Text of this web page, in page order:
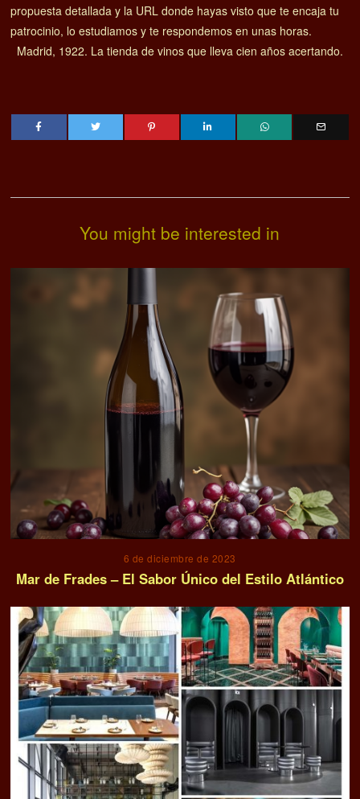
propuesta detallada y la URL donde hayas visto que te encaja tu
patrocinio, lo estudiamos y te respondemos en unas horas.
Madrid, 1922. La tienda de vinos que lleva cien años acertando.
You might be interested in
6 de diciembre de 2023
Mar de Frades – El Sabor Único del Estilo Atlántico